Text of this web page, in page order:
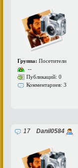
Группа: Посетители
--
Публикаций: 0
Комментариев: 3
17 Danil0584